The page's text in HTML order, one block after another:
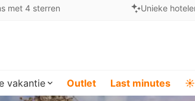
met 4 sterren Unieke
vakantie Outlet Last minutes ☀️